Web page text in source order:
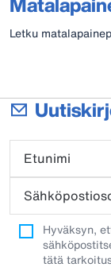
Letku
Etunimi
Hyväksyn,
tätä